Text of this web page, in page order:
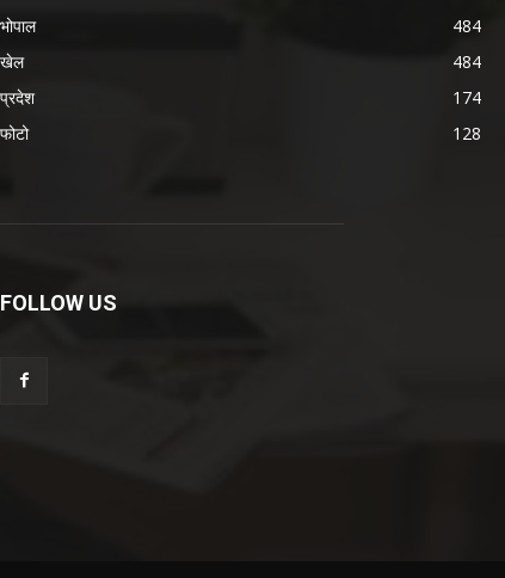
भोपाल
484
खेल
484
प्रदेश
174
फोटो
128
FOLLOW US